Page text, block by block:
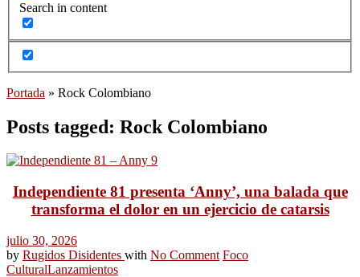
Search in content
Portada » Rock Colombiano
Posts tagged: Rock Colombiano
Independiente 81 presenta ‘Anny’, una balada que
transforma el dolor en un ejercicio de catarsis
julio 30, 2026
by Rugidos Disidentes with No Comment Foco
CulturalLanzamientos